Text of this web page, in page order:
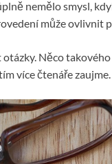
nemělo smysl,
může ovlivnit
Něco
více čtenáře zaujme.